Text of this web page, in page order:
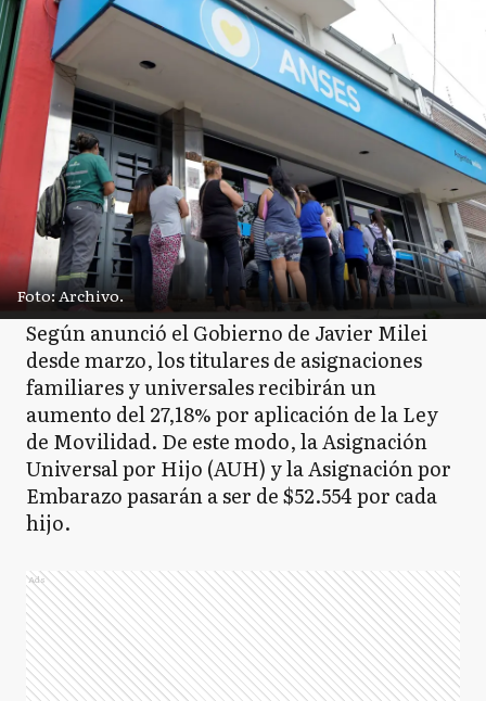
Foto: Archivo.
Según anunció el Gobierno de Javier Milei
desde marzo, los titulares de asignaciones
familiares y universales recibirán un
aumento del 27,18% por aplicación de la Ley
de Movilidad. De este modo, la Asignación
Universal por Hijo (AUH) y la Asignación por
Embarazo pasarán a ser de $52.554 por cada
hijo.
Ads